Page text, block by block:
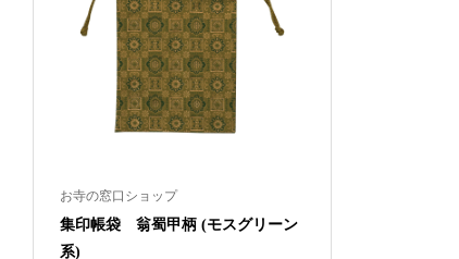
お寺の窓口ショップ
集印帳袋 翁蜀甲柄 (モスグリーン
系)